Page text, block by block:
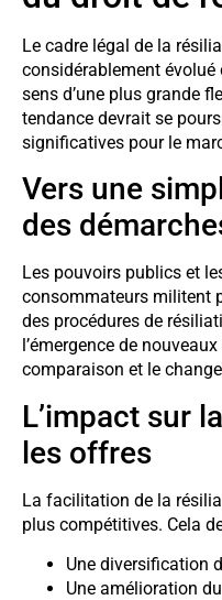
Le cadre légal de la
considérablement évolué
sens d’une plus grande
tendance devrait se
significatives pour le
Vers une
des
Les pouvoirs publics et
consommateurs militent
des procédures de
l’émergence de
comparaison et le
L’impact sur
les offres
La facilitation de la
plus compétitives. Cela
Une diversification
Une amélioration